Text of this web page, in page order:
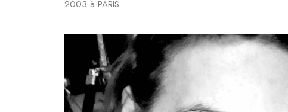
2003 à PARIS